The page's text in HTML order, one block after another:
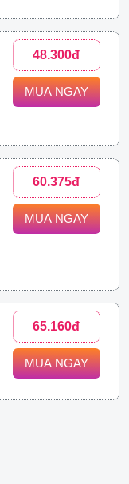
48.300đ
MUA NGAY
60.375đ
MUA NGAY
65.160đ
MUA NGAY